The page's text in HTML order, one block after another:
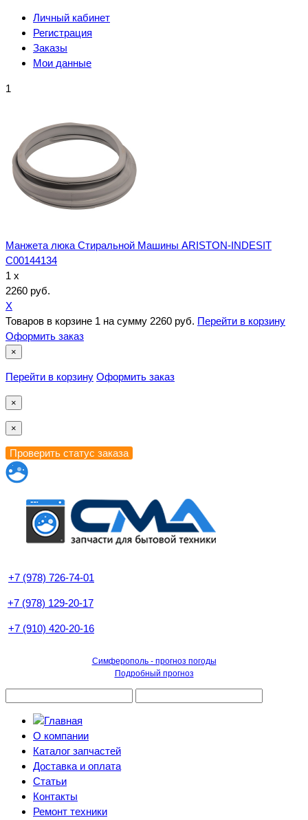
Личный кабинет
Регистрация
Заказы
Мои данные
1
Манжета люка Стиральной Машины ARISTON-INDESIT
C00144134
1 x
2260 руб.
X
Товаров в корзине 1 на сумму 2260 руб. Перейти в корзину
Оформить заказ
×
Перейти в корзину Оформить заказ
×
×
+7 (978) 726-74-01
+7 (978) 129-20-17
+7 (910) 420-20-16
Симферополь - прогноз погоды
Подробный прогноз
О компании
Каталог запчастей
Доставка и оплата
Статьи
Контакты
Ремонт техники